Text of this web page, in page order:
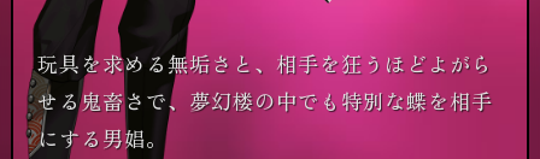
玩具を求める無垢さと、相手を狂うほどよがら
せる鬼畜さで、夢幻楼の中でも特別な蝶を相手
にする男娼。